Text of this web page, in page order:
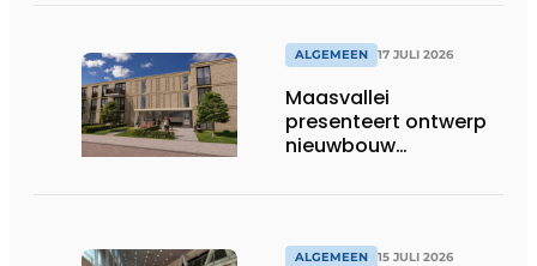
ALGEMEEN 17 JULI 2026
Maasvallei
presenteert ontwerp
nieuwbouw
ALGEMEEN 15 JULI 2026